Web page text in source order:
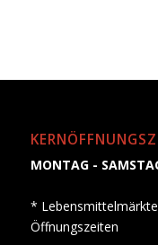
MONTAG -
*
Öffnungszeiten